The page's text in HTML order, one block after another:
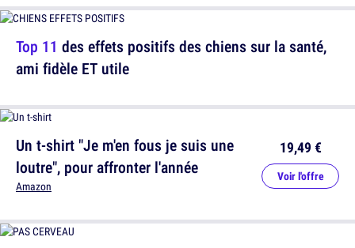
Top 11 des effets positifs des chiens sur la santé,
ami fidèle ET utile
Un t-shirt "Je m'en fous je suis une
loutre", pour affronter l'année
Amazon
19,49 €
Voir l'offre